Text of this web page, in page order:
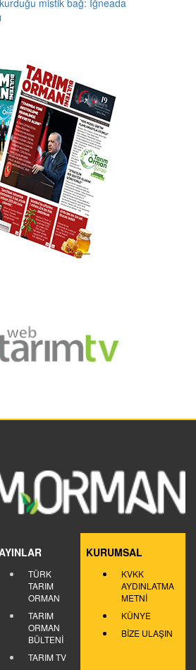
TÜRK
TARIM
ORMAN
TARIM
ORMAN
BÜLTENİ
TARIM TV
KURUMSAL
KVKK
AYDINLATMA
METNİ
KÜNYE
BİZE ULAŞIN